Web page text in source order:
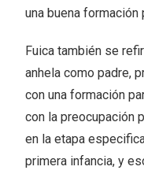
una buena formación
Fuica también se
anhela como padre,
con una formación
con la preocupación
en la etapa
primera infancia, y